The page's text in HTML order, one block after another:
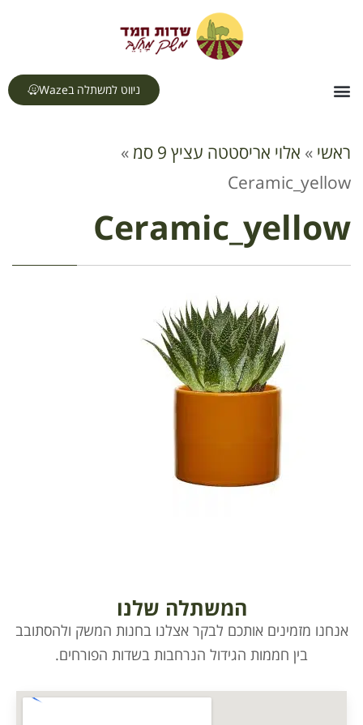
ניווט למשתלה בWaze
ראשי » אלוי אריסטטה עציץ 9 סמ
»
Ceramic_yellow
Ceramic_yellow
המשתלה שלנו
אנחנו מזמינים אותכם לבקר אצלנו בחנות המשק ולהסתובב
בין חממות הגידול הנרחבות בשדות הפורחים.